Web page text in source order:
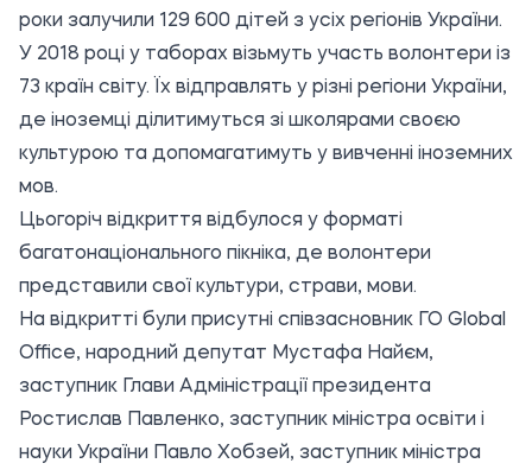
роки залучили 129 600 дітей з усіх регіонів України.
У 2018 році у таборах візьмуть участь волонтери із
73 країн світу. Їх відправлять у різні регіони України,
де іноземці ділитимуться зі школярами своєю
культурою та допомагатимуть у вивченні іноземних
мов.
Цьогоріч відкриття відбулося у форматі
багатонаціонального пікніка, де волонтери
представили свої культури, страви, мови.
На відкритті були присутні співзасновник ГО Global
Office, народний депутат Мустафа Найєм,
заступник Глави Адміністрації президента
Ростислав Павленко, заступник міністра освіти і
науки України Павло Хобзей, заступник міністра